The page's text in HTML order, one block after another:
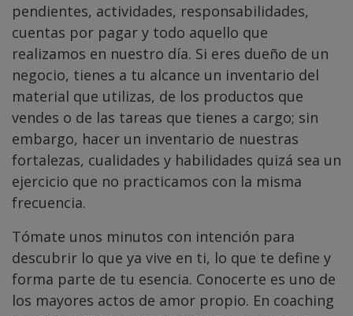
pendientes, actividades, responsabilidades,
cuentas por pagar y todo aquello que
realizamos en nuestro día. Si eres dueño de un
negocio, tienes a tu alcance un inventario del
material que utilizas, de los productos que
vendes o de las tareas que tienes a cargo; sin
embargo, hacer un inventario de nuestras
fortalezas, cualidades y habilidades quizá sea un
ejercicio que no practicamos con la misma
frecuencia.
Tómate unos minutos con intención para
descubrir lo que ya vive en ti, lo que te define y
forma parte de tu esencia. Conocerte es uno de
los mayores actos de amor propio. En coaching